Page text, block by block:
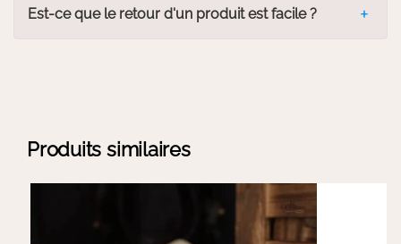
Est-ce que le retour d'un produit est facile ?
Produits similaires